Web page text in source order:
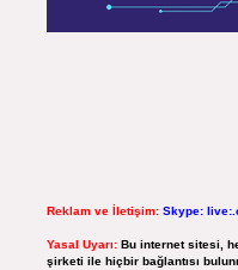
Reklam ve İletişim: Skype:
Yasal Uyarı: Bu internet sitesi,
şirketi ile hiçbir bağlantısı